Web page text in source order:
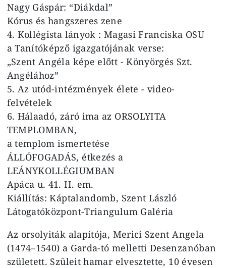
Nagy Gáspár: “Diákdal”
Kórus és hangszeres zene
4. Kollégista lányok : Magasi Franciska OSU
a Tanítóképző igazgatójának verse:
„Szent Angéla képe előtt - Könyörgés Szt.
Angélához”
5. Az utód-intézmények élete - video-
felvételek
6. Hálaadó, záró ima az ORSOLYITA
TEMPLOMBAN,
a templom ismertetése
ÁLLÓFOGADÁS, étkezés a
LEÁNYKOLLÉGIUMBAN
Apáca u. 41. II. em.
Kiállítás: Káptalandomb, Szent László
Látogatóközpont-Triangulum Galéria
Az orsolyiták alapítója, Merici Szent Angela
(1474–1540) a Garda-tó melletti Desenzanóban
született. Szüleit hamar elvesztette, 10 évesen